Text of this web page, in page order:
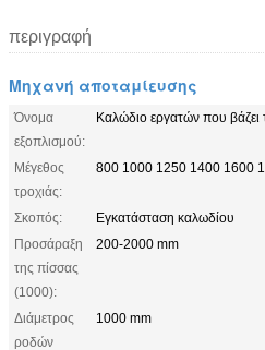
περιγραφή
Μηχανή αποταμίευσης
Όνομα
εξοπλισμού:
Καλώδιο εργατών που
Μέγεθος
τροχιάς:
800 1000 1250 1400 1600
Σκοπός:
Εγκατάσταση καλωδίου
Προσάραξη
της πίσσας
(1000):
200-2000 mm
Διάμετρος
ροδών
1000 mm